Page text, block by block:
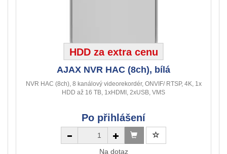
HDD za extra cenu
AJAX NVR HAC (8ch), bílá
NVR HAC (8ch), 8 kanálový videorekordér, ONVIF/ RTSP, 4K, 1x
HDD až 16 TB, 1xHDMI, 2xUSB, VMS
Po přihlášení
Na dotaz